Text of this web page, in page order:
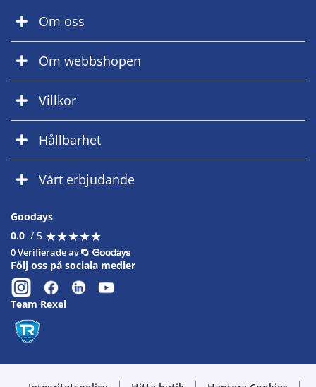
Om oss
Om webbshopen
Villkor
Hållbarhet
Vårt erbjudande
Goodays
0.0 / 5 ★★★★★
★★★★★
0 Verifierade av
Följ oss på sociala medier
Team Rexel